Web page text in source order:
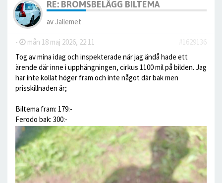
RE: BROMSBELÄGG BILTEMA
av Jallemet
- mån 18 maj 2026, 22:11
#1629136
Tog av mina idag och inspekterade när jag ändå hade ett
ärende där inne i upphängningen, cirkus 1100 mil på bilden. Jag
har inte kollat höger fram och inte något där bak men
prisskillnaden är;
Biltema fram: 179:-
Ferodo bak: 300:-